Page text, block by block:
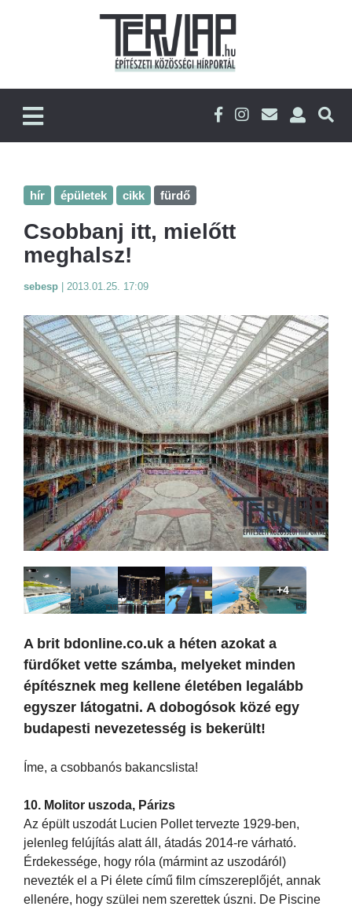
hír épületek cikk fürdő
Csobbanj itt, mielőtt
meghalsz!
sebesp 2013.01.25. 17:09
+4
A brit bdonline.co.uk a héten azokat a
fürdőket vette számba, melyeket minden
építésznek meg kellene életében legalább
egyszer látogatni. A dobogósok közé egy
budapesti nevezetesség is bekerült!
Íme, a csobbanós bakancslista!
10. Molitor uszoda, Párizs
Az épült uszodát Lucien Pollet tervezte 1929-ben,
jelenleg felújítás alatt áll, átadás 2014-re várható.
Érdekessége, hogy róla (mármint az uszodáról)
nevezték el a Pi élete című film címszereplőjét, annak
ellenére, hogy szülei nem szerettek úszni. De Piscine